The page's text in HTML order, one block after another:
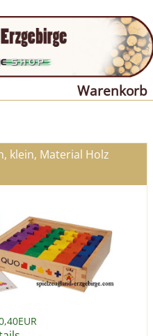
Warenkorb
klein, Material Holz